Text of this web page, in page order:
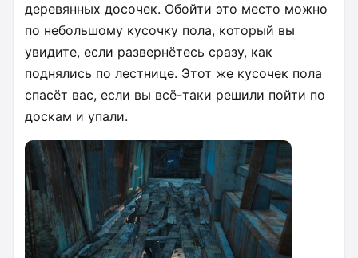
деревянных досочек. Обойти это место можно
по небольшому кусочку пола, который вы
увидите, если развернётесь сразу, как
поднялись по лестнице. Этот же кусочек пола
спасёт вас, если вы всё-таки решили пойти по
доскам и упали.